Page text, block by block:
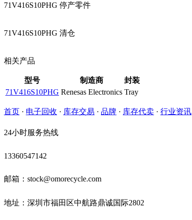
71V416S10PHG 停产零件
71V416S10PHG 清仓
相关产品
型号 制造商
封装
71V416S10PHG Renesas Electronics Tray
首页 · 电子回收 · 库存交易 · 品牌 · 库存代卖 · 行业资讯
24小时服务热线
13360547142
邮箱：stock@omorecycle.com
地址：深圳市福田区中航路鼎诚国际2802